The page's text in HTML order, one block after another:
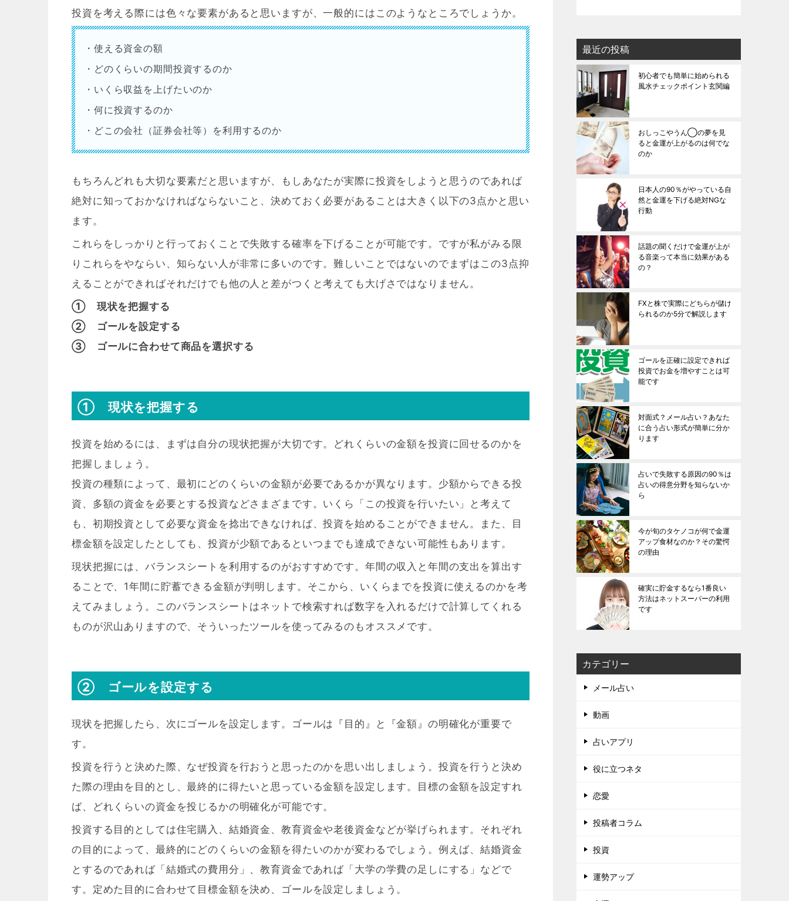
投資を考える際には色々な要素があると思いますが、一般的にはこのようなところでしょうか。
・使える資金の額
・どのくらいの期間投資するのか
・いくら収益を上げたいのか
・何に投資するのか
・どこの会社（証券会社等）を利用するのか
もちろんどれも大切な要素だと思いますが、もしあなたが実際に投資をしようと思うのであれば
絶対に知っておかなければならないこと、決めておく必要があることは大きく以下の3点かと思い
ます。
これらをしっかりと行っておくことで失敗する確率を下げることが可能です。ですが私がみる限
りこれらをやならい、知らない人が非常に多いのです。難しいことではないのでまずはこの3点抑
えることができればそれだけでも他の人と差がつくと考えても大げさではなりません。
① 現状を把握する
② ゴールを設定する
③ ゴールに合わせて商品を選択する
① 現状を把握する
投資を始めるには、まずは自分の現状把握が大切です。どれくらいの金額を投資に回せるのかを
把握しましょう。
投資の種類によって、最初にどのくらいの金額が必要であるかが異なります。少額からできる投
資、多額の資金を必要とする投資などさまざまです。いくら「この投資を行いたい」と考えて
も、初期投資として必要な資金を捻出できなければ、投資を始めることができません。また、目
標金額を設定したとしても、投資が少額であるといつまでも達成できない可能性もあります。
現状把握には、バランスシートを利用するのがおすすめです。年間の収入と年間の支出を算出す
ることで、1年間に貯蓄できる金額が判明します。そこから、いくらまでを投資に使えるのかを考
えてみましょう。このバランスシートはネットで検索すれば数字を入れるだけで計算してくれる
ものが沢山ありますので、そういったツールを使ってみるのもオススメです。
② ゴールを設定する
現状を把握したら、次にゴールを設定します。ゴールは『目的』と『金額』の明確化が重要で
す。
投資を行うと決めた際、なぜ投資を行おうと思ったのかを思い出しましょう。投資を行うと決め
た際の理由を目的とし、最終的に得たいと思っている金額を設定します。目標の金額を設定すれ
ば、どれくらいの資金を投じるかの明確化が可能です。
投資する目的としては住宅購入、結婚資金、教育資金や老後資金などが挙げられます。それぞれ
の目的によって、最終的にどのくらいの金額を得たいのかが変わるでしょう。例えば、結婚資金
とするのであれば「結婚式の費用分」、教育資金であれば「大学の学費の足しにする」などで
す。定めた目的に合わせて目標金額を決め、ゴールを設定しましょう。
最近の投稿
初心者でも簡単に始められる
風水チェックポイント玄関編
おしっこやうん◯の夢を見
ると金運が上がるのは何でな
のか
日本人の90％がやっている自
然と金運を下げる絶対NGな
行動
話題の聞くだけで金運が上が
る音楽って本当に効果がある
の？
FXと株で実際にどちらが儲け
られるのか5分で解説します
ゴールを正確に設定できれば
投資でお金を増やすことは可
能です
対面式？メール占い？あなた
に合う占い形式が簡単に分か
ります
占いで失敗する原因の90％は
占いの得意分野を知らないか
ら
今が旬のタケノコが何で金運
アップ食材なのか？その驚愕
の理由
確実に貯金するなら1番良い
方法はネットスーパーの利用
です
カテゴリー
メール占い
動画
占いアプリ
役に立つネタ
恋愛
投稿者コラム
投資
運勢アップ